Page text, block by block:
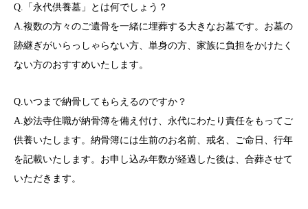
Q.「永代供養墓」とは何でしょう？
A.複数の方々のご遺骨を一緒に埋葬する大きなお墓です。お墓の
跡継ぎがいらっしゃらない方、単身の方、家族に負担をかけたく
ない方のおすすめいたします。
Q.いつまで納骨してもらえるのですか？
A.妙法寺住職が納骨簿を備え付け、永代にわたり責任をもってご
供養いたします。納骨簿には生前のお名前、戒名、ご命日、行年
を記載いたします。お申し込み年数が経過した後は、合葬させて
いただきます。